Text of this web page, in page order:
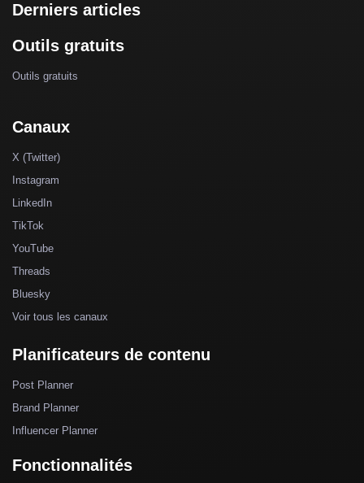
Derniers articles
Outils gratuits
Outils gratuits
Canaux
X (Twitter)
Instagram
LinkedIn
TikTok
YouTube
Threads
Bluesky
Voir tous les canaux
Planificateurs de contenu
Post Planner
Brand Planner
Influencer Planner
Fonctionnalités